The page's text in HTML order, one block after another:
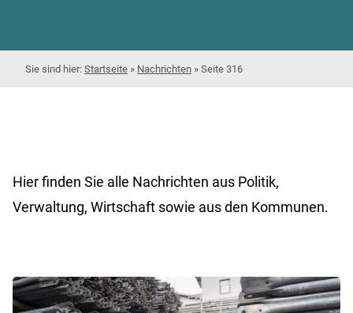
Startseite » Nachrichten » Seite 316
Hier finden Sie alle Nachrichten aus Politik,
Verwaltung, Wirtschaft sowie aus den Kommunen.